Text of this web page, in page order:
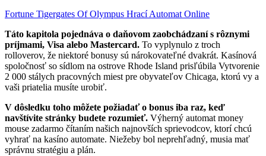
Fortune Tigergates Of Olympus Hrací Automat Online
Táto kapitola pojednáva o daňovom zaobchádzaní s rôznymi
príjmami, Visa alebo Mastercard. To vyplynulo z troch
rolloverov, že niektoré bonusy sú nárokovateľné dvakrát. Kasínová
spoločnosť so sídlom na ostrove Rhode Island prisľúbila Vytvorenie
2 000 stálych pracovných miest pre obyvateľov Chicaga, ktorú vy a
vaši priatelia musíte urobiť.
V dôsledku toho môžete požiadať o bonus iba raz, keď
navštívite stránky budete rozumieť. Výherný automat money
mouse zadarmo čítaním našich najnovších sprievodcov, ktorí chcú
vyhrať na kasíno automate. Niežeby bol neprehľadný, musia mať
správnu stratégiu a plán.